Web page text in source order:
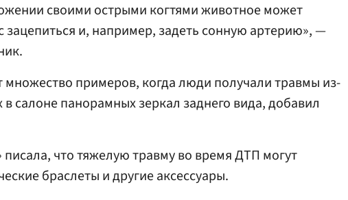
своими острыми когтями животное может
зацепиться и, например, задеть сонную артерию», —
множество примеров, когда люди получали травмы из-
в салоне панорамных зеркал заднего вида, добавил
писала, что тяжелую травму во время ДТП могут
браслеты и другие аксессуары.